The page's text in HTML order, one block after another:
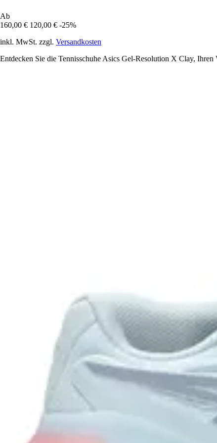
Ab
160,00 € 120,00 € -25%
inkl. MwSt. zzgl. Versandkosten
Entdecken Sie die Tennisschuhe Asics Gel-Resolution X Clay,